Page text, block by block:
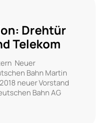
Drehtür
Telekom
Neuer
Bahn Martin
neuer Vorstand
Bahn AG